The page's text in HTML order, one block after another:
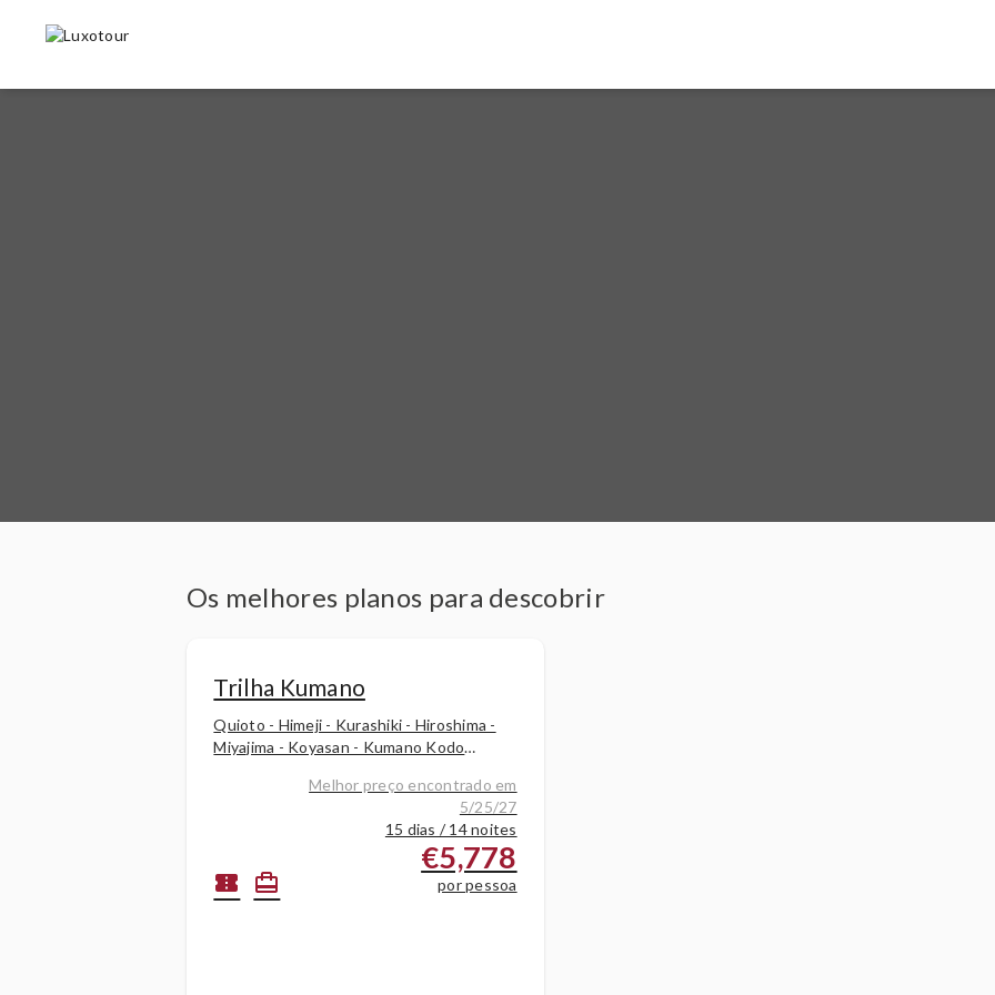
Os melhores planos para descobrir
Trilha Kumano
Quioto - Himeji - Kurashiki - Hiroshima -
Miyajima - Koyasan - Kumano Kodo
Kanazawa - Shirakawago - Takayama -
confirmation_number card_travel
Melhor preço encontrado em
5/25/27
15 dias / 14 noites
€5,778
por pessoa